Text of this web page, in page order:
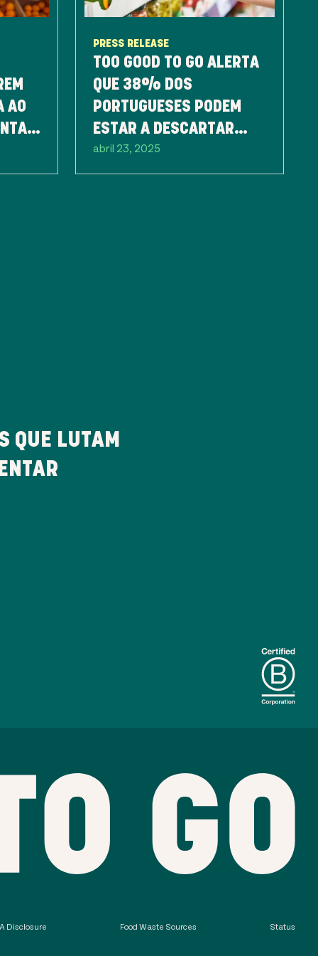
AO
PRESS RELEASE
TOO GOOD TO GO ALERTA
QUE 38% DOS
PORTUGUESES PODEM
ESTAR A DESCARTAR
ALIMENTOS EM BOM
ESTADO
abril 23, 2025
QUE LUTAM
Disclosure Food Waste Sources Status